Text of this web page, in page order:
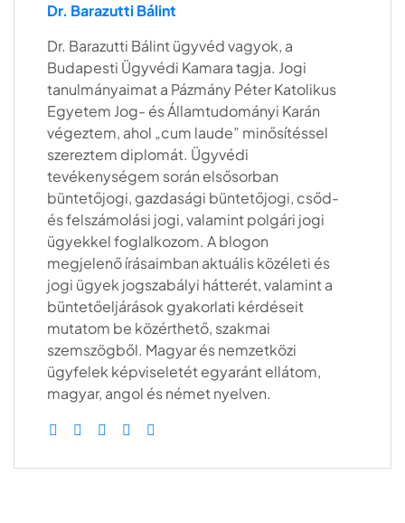
Dr. Barazutti Bálint
Dr. Barazutti Bálint ügyvéd vagyok, a
Budapesti Ügyvédi Kamara tagja. Jogi
tanulmányaimat a Pázmány Péter Katolikus
Egyetem Jog- és Államtudományi Karán
végeztem, ahol „cum laude” minősítéssel
szereztem diplomát. Ügyvédi
tevékenységem során elsősorban
büntetőjogi, gazdasági büntetőjogi, csőd-
és felszámolási jogi, valamint polgári jogi
ügyekkel foglalkozom. A blogon
megjelenő írásaimban aktuális közéleti és
jogi ügyek jogszabályi hátterét, valamint a
büntetőeljárások gyakorlati kérdéseit
mutatom be közérthető, szakmai
szemszögből. Magyar és nemzetközi
ügyfelek képviseletét egyaránt ellátom,
magyar, angol és német nyelven.